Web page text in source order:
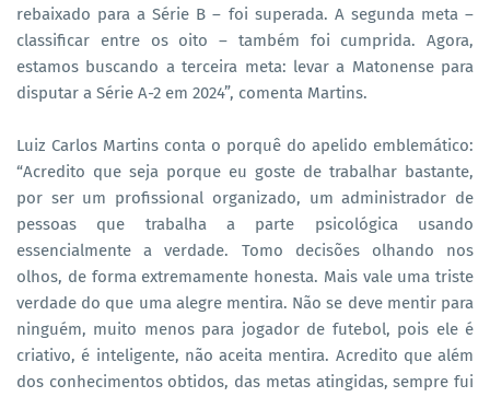
rebaixado para a Série B – foi superada. A segunda meta –
classificar entre os oito – também foi cumprida. Agora,
estamos buscando a terceira meta: levar a Matonense para
disputar a Série A-2 em 2024”, comenta Martins.
Luiz Carlos Martins conta o porquê do apelido emblemático:
“Acredito que seja porque eu goste de trabalhar bastante,
por ser um profissional organizado, um administrador de
pessoas que trabalha a parte psicológica usando
essencialmente a verdade. Tomo decisões olhando nos
olhos, de forma extremamente honesta. Mais vale uma triste
verdade do que uma alegre mentira. Não se deve mentir para
ninguém, muito menos para jogador de futebol, pois ele é
criativo, é inteligente, não aceita mentira. Acredito que além
dos conhecimentos obtidos, das metas atingidas, sempre fui